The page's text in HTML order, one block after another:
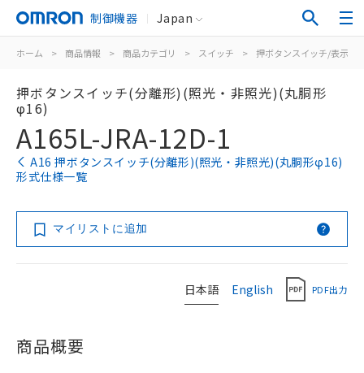
制御機器 Japan
ホーム > 商品情報 > 商品カテゴリ > スイッチ > 押ボタンスイッチ/表示灯
押ボタンスイッチ(分離形)(照光・非照光)(丸胴形
φ16)
A165L-JRA-12D-1
A16 押ボタンスイッチ(分離形)(照光・非照光)(丸胴形φ16)
形式仕様一覧
マイリストに追加
日本語 English PDF出力
商品概要